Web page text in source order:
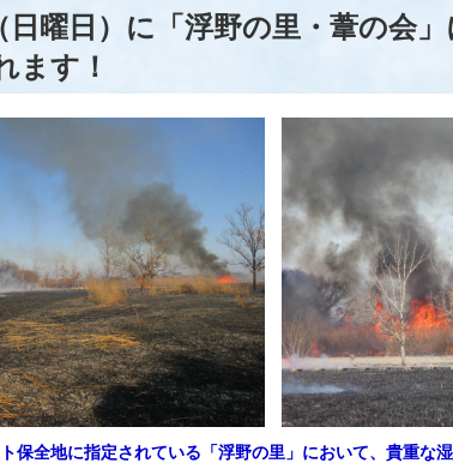
日曜日）に「浮野の里・葦の会
ます！
保全地に指定されている「浮野の里」において、貴重な